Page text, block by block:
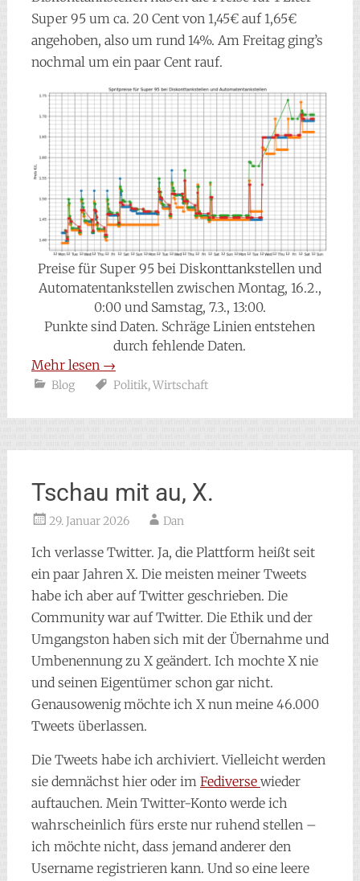
Super 95 um ca. 20 Cent von 1,45€ auf 1,65€
angehoben, also um rund 14%. Am Freitag ging’s
nochmal um ein paar Cent rauf.
Preise für Super 95 bei Diskonttankstellen und
Automatentankstellen zwischen Montag, 16.2.,
0:00 und Samstag, 7.3., 13:00.
Punkte sind Daten. Schräge Linien entstehen
durch fehlende Daten.
Mehr lesen →
Blog Politik,Wirtschaft
Tschau mit au, X.
29. Januar 2026 Dan
Ich verlasse Twitter. Ja, die Plattform heißt seit
ein paar Jahren X. Die meisten meiner Tweets
habe ich aber auf Twitter geschrieben. Die
Community war auf Twitter. Die Ethik und der
Umgangston haben sich mit der Übernahme und
Umbenennung zu X geändert. Ich mochte X nie
und seinen Eigentümer schon gar nicht.
Genausowenig möchte ich X nun meine 46.000
Tweets überlassen.
Die Tweets habe ich archiviert. Vielleicht werden
sie demnächst hier oder im Fediverse wieder
auftauchen. Mein Twitter-Konto werde ich
wahrscheinlich fürs erste nur ruhend stellen –
ich möchte nicht, dass jemand anderer den
Username registrieren kann. Und so eine leere